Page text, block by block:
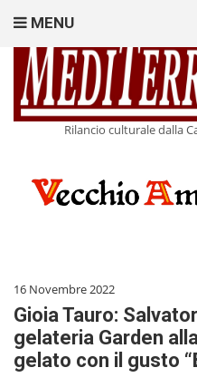
Rilancio culturale dalla
MENU
16 Novembre 2022
Gioia Tauro:
gelateria Garden
gelato con il gusto